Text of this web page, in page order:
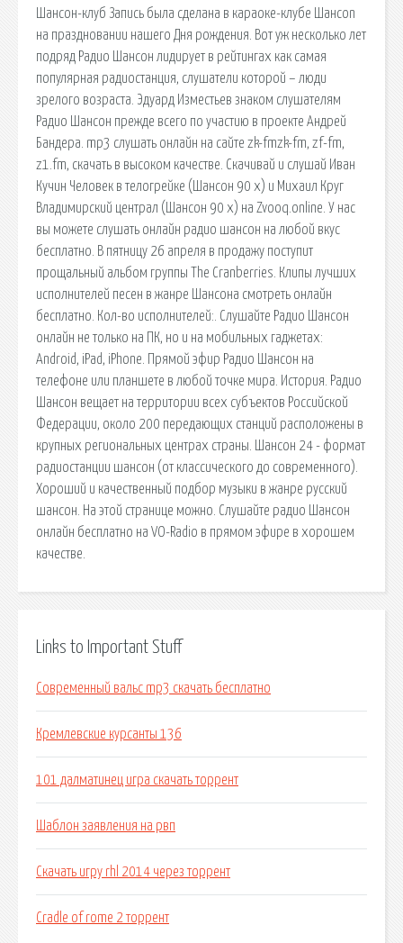
Links to Important Stuff
Современный вальс mp3 скачать бесплатно
Кремлевские курсанты 136
101 далматинец игра скачать торрент
Шаблон заявления на рвп
Скачать игру rhl 2014 через торрент
Cradle of rome 2 торрент